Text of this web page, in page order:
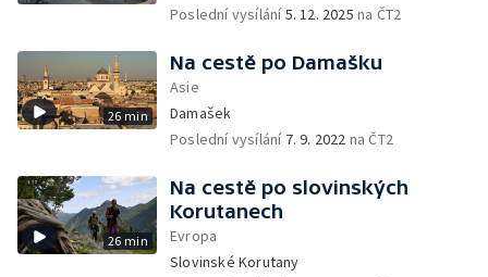
Poslední vysílání5. 12. 2025 na ČT2
26 min
Na cestě po Damašku
Asie
Damašek
Poslední vysílání 7. 9. 2022 na ČT2
26 min
Na cestě po slovinských
Korutanech
Evropa
Slovinské Korutany